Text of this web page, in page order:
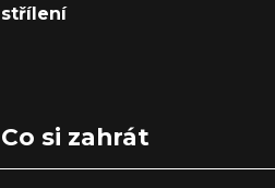
střílení
Co si zahrát